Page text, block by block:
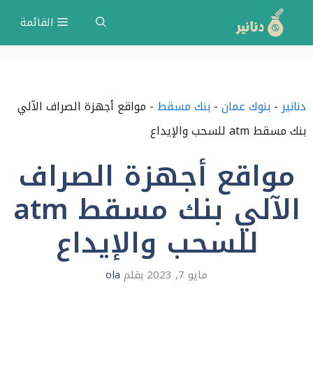
انتقل
إلى
القائمة
دنانير-بنوك عمان-بنك مسقط - مواقع أجهزة الصراف الآلي
بنك مسقط atm للسحب والإيداع
مواقع أجهزة الصراف
الآلي بنك مسقط atm
للسحب والإيداع
مايو 7, 2023 بقلم ola